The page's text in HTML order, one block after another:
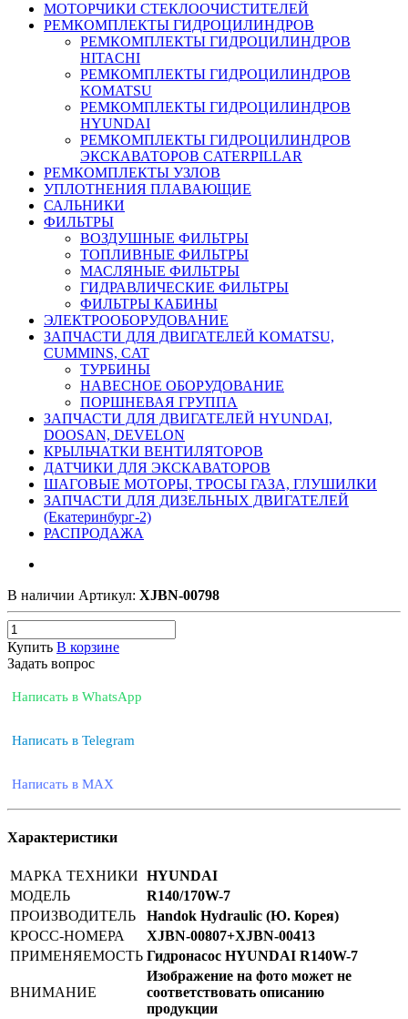
МОТОРЧИКИ СТЕКЛООЧИСТИТЕЛЕЙ
РЕМКОМПЛЕКТЫ ГИДРОЦИЛИНДРОВ
РЕМКОМПЛЕКТЫ ГИДРОЦИЛИНДРОВ
HITACHI
РЕМКОМПЛЕКТЫ ГИДРОЦИЛИНДРОВ
KOMATSU
РЕМКОМПЛЕКТЫ ГИДРОЦИЛИНДРОВ
HYUNDAI
РЕМКОМПЛЕКТЫ ГИДРОЦИЛИНДРОВ
ЭКСКАВАТОРОВ CATERPILLAR
РЕМКОМПЛЕКТЫ УЗЛОВ
УПЛОТНЕНИЯ ПЛАВАЮЩИЕ
САЛЬНИКИ
ФИЛЬТРЫ
ВОЗДУШНЫЕ ФИЛЬТРЫ
ТОПЛИВНЫЕ ФИЛЬТРЫ
МАСЛЯНЫЕ ФИЛЬТРЫ
ГИДРАВЛИЧЕСКИЕ ФИЛЬТРЫ
ФИЛЬТРЫ КАБИНЫ
ЭЛЕКТРООБОРУДОВАНИЕ
ЗАПЧАСТИ ДЛЯ ДВИГАТЕЛЕЙ KOMATSU,
CUMMINS, CAT
ТУРБИНЫ
НАВЕСНОЕ ОБОРУДОВАНИЕ
ПОРШНЕВАЯ ГРУППА
ЗАПЧАСТИ ДЛЯ ДВИГАТЕЛЕЙ HYUNDAI,
DOOSAN, DEVELON
КРЫЛЬЧАТКИ ВЕНТИЛЯТОРОВ
ДАТЧИКИ ДЛЯ ЭКСКАВАТОРОВ
ШАГОВЫЕ МОТОРЫ, ТРОСЫ ГАЗА, ГЛУШИЛКИ
ЗАПЧАСТИ ДЛЯ ДИЗЕЛЬНЫХ ДВИГАТЕЛЕЙ
(Екатеринбург-2)
РАСПРОДАЖА
В наличии Артикул: XJBN-00798
Купить В корзине
Задать вопрос
Написать в WhatsApp
Написать в Telegram
Написать в MAX
Характеристики
МАРКА ТЕХНИКИ HYUNDAI
МОДЕЛЬ
R140/170W-7
ПРОИЗВОДИТЕЛЬ
Handok Hydraulic (Ю. Корея)
КРОСС-НОМЕРА
XJBN-00807+XJBN-00413
ПРИМЕНЯЕМОСТЬ Гидронасос HYUNDAI R140W-7
ВНИМАНИЕ
Изображение на фото может не
соответствовать описанию
продукции